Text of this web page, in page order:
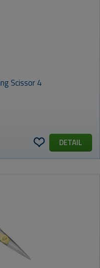
Scissor 4
DETAIL